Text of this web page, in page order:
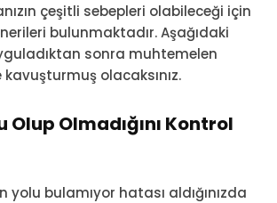
çeşitli sebepleri olabileceği için
bulunmaktadır. Aşağıdaki
sonra muhtemelen
olacaksınız.
Olup Olmadığını Kontrol
yolu bulamıyor hatası aldığınızda